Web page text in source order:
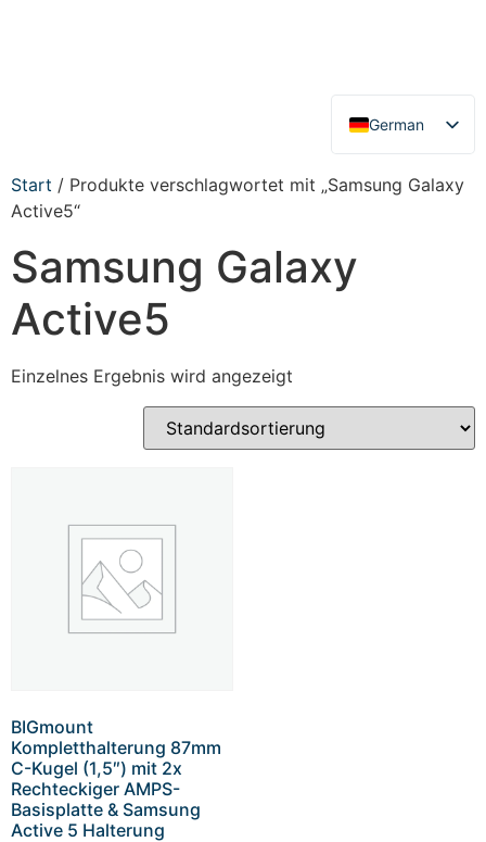
German
English
Start / Produkte verschlagwortet mit „Samsung Galaxy
Active5“
Samsung Galaxy
Active5
Einzelnes Ergebnis wird angezeigt
BIGmount
Kompletthalterung 87mm
C-Kugel (1,5″) mit 2x
Rechteckiger AMPS-
Basisplatte & Samsung
Active 5 Halterung